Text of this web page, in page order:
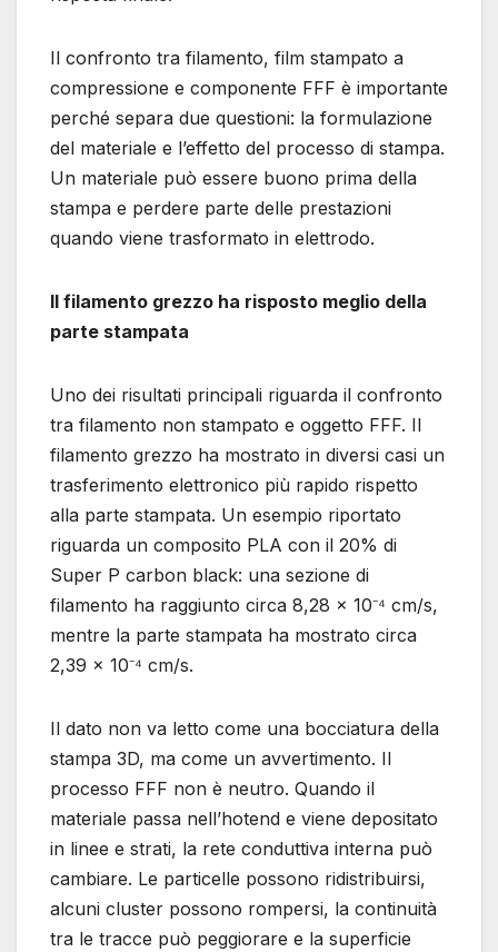
Il confronto tra filamento, film stampato a
compressione e componente FFF è importante
perché separa due questioni: la formulazione
del materiale e l’effetto del processo di stampa.
Un materiale può essere buono prima della
stampa e perdere parte delle prestazioni
quando viene trasformato in elettrodo.
Il filamento grezzo ha risposto meglio della
parte stampata
Uno dei risultati principali riguarda il confronto
tra filamento non stampato e oggetto FFF. Il
filamento grezzo ha mostrato in diversi casi un
trasferimento elettronico più rapido rispetto
alla parte stampata. Un esempio riportato
riguarda un composito PLA con il 20% di
Super P carbon black: una sezione di
filamento ha raggiunto circa 8,28 × 10⁻⁴ cm/s,
mentre la parte stampata ha mostrato circa
2,39 × 10⁻⁴ cm/s.
Il dato non va letto come una bocciatura della
stampa 3D, ma come un avvertimento. Il
processo FFF non è neutro. Quando il
materiale passa nell’hotend e viene depositato
in linee e strati, la rete conduttiva interna può
cambiare. Le particelle possono ridistribuirsi,
alcuni cluster possono rompersi, la continuità
tra le tracce può peggiorare e la superficie